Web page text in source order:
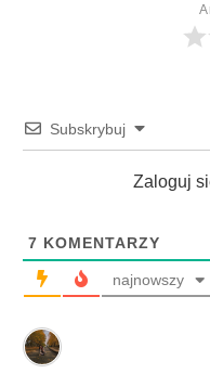
Subskrybuj
Zaloguj
7 KOMENTARZY
najnowszy